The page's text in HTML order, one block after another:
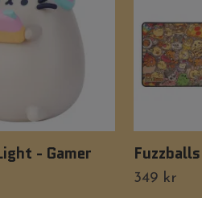
- Gamer
349 kr